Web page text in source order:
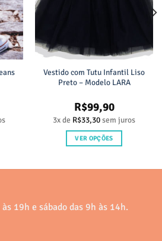
Vestido com Tutu Infantil Liso
Preto – Modelo LARA
R$99,90
3x de R$33,30sem juros
VER OPÇÕES
variantes.
19h e sábado das 9h às 14h.